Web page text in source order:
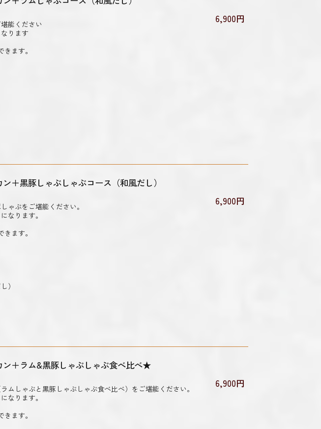
能ください
ります
ます。
6,900円
＋黒豚しゃぶしゃぶコース（和風だし）
ゃぶをご堪能ください。
なります。
ます。
）
6,900円
ン＋ラム&黒豚しゃぶしゃぶ食べ比べ★
ムしゃぶと黒豚しゃぶしゃぶ食べ比べ）をご堪能ください。
なります。
ます。
6,900円